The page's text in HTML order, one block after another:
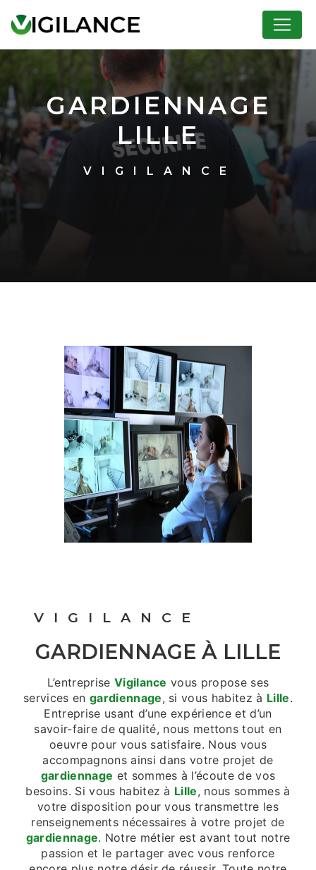
GARDIENNAGE
LILLE
VIGILANCE
VIGILANCE
GARDIENNAGE À LILLE
L’entreprise Vigilance vous propose ses
services en gardiennage, si vous habitez à Lille.
Entreprise usant d’une expérience et d’un
savoir-faire de qualité, nous mettons tout en
oeuvre pour vous satisfaire. Nous vous
accompagnons ainsi dans votre projet de
gardiennage et sommes à l’écoute de vos
besoins. Si vous habitez à Lille, nous sommes à
votre disposition pour vous transmettre les
renseignements nécessaires à votre projet de
gardiennage. Notre métier est avant tout notre
passion et le partager avec vous renforce